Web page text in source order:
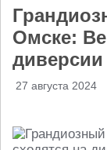
Омске:
диверсии
27 августа 2024